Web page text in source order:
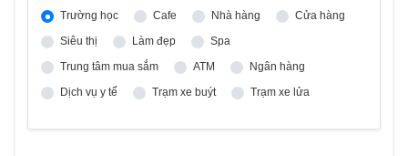
Trường học
Cafe Nhà hàng
Cửa hàng
Siêu thị
Làm đẹp
Spa
Trung tâm mua sắm
ATM
Ngân hàng
Dịch vụ y tế
Trạm xe buýt Trạm xe lửa